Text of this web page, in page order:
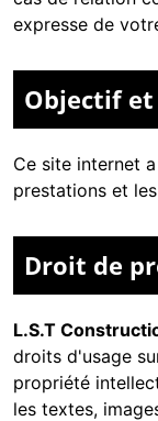
expresse de
Objectif
Ce site internet
prestations et
Droit de
L.S.T
droits d'usage
propriété
les textes,